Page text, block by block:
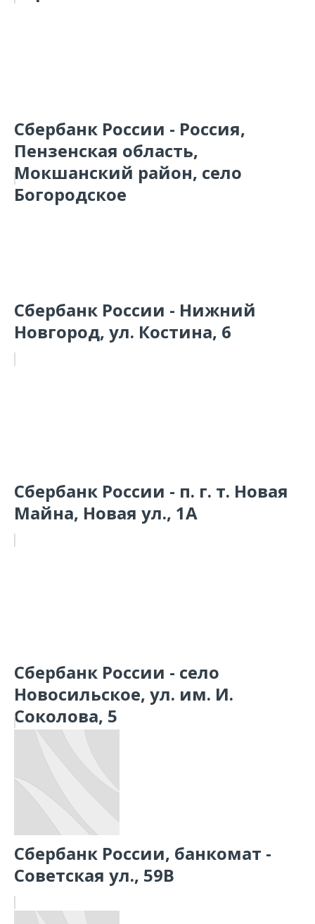
Сбербанк России - Россия,
Пензенская область,
Мокшанский район, село
Богородское
Сбербанк России - Нижний
Новгород, ул. Костина, 6
Сбербанк России - п. г. т. Новая
Майна, Новая ул., 1А
Сбербанк России - село
Новосильское, ул. им. И.
Соколова, 5
Сбербанк России, банкомат -
Советская ул., 59В